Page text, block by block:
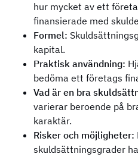
hur mycket av ett
finansierade med
Formel:
kapital.
Praktisk användning:
bedöma ett företags
Vad är en bra
varierar beroende på
karaktär.
Risker och möjligheter:
skuldsättningsgrader